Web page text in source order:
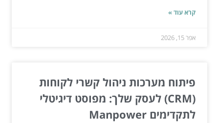
קרא עוד »
אפר 15, 2026
פיתוח מערכות ניהול קשרי לקוחות
(CRM) לעסק שלך: מפוסט דיגיטלי
לתקדימים Manpower